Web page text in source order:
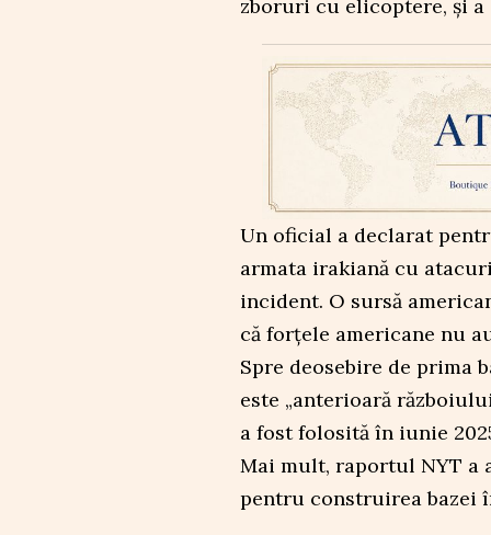
zboruri cu elicoptere, și
Un oficial a declarat
armata irakiană cu
incident. O sursă
că forțele americane nu
Spre deosebire de prima
este „anterioară
a fost folosită în iunie
Mai mult, raportul NYT a
pentru construirea bazei